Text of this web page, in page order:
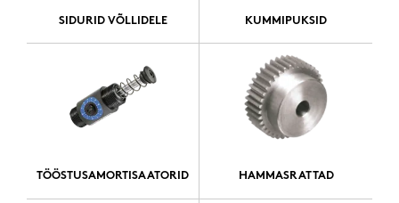
SIDURID VÕLLIDELE KUMMIPUKSID
TÖÖSTUSAMORTISAATORID HAMMASRATTAD